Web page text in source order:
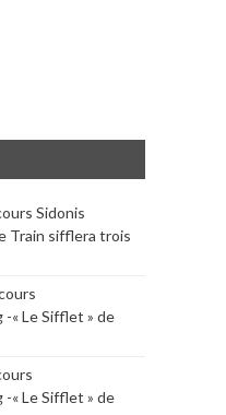
Sidonis
Train sifflera trois
« Le Sifflet » de
« Le Sifflet » de